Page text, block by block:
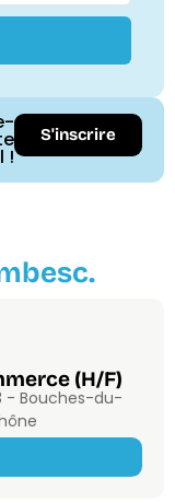
!
S'inscrire
(H/F)
- Bouches-du-